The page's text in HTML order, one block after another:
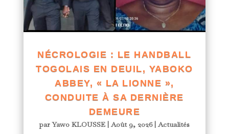
NÉCROLOGIE : LE HANDBALL
TOGOLAIS EN DEUIL, YABOKO
ABBEY, « LA LIONNE »,
CONDUITE À SA DERNIÈRE
DEMEURE
parYawo KLOUSSE |Août 9, 2026|Actualités